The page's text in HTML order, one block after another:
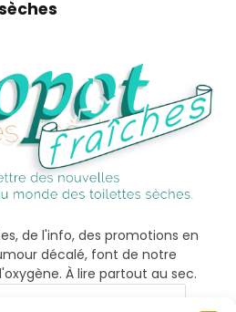
de l'info, des promotions en
décalé, font de notre
À lire partout au sec.